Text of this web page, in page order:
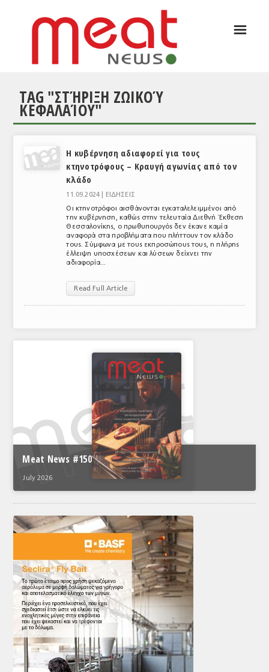
ΕΙΔΗΣΕΙΣ
ΣΥΝΕΝΤΕΥΞΕΙΣ
ΑΝΑΛΥΣΕΙΣ
ΕΥΡΩΠΑΪΚΕΣ ΑΠΟΦΑΣΕΙΣ
ΥΠΗΡΕΣΙΕΣ
ΕΜΠΟΡΙΚΟΙ ΑΝΤΙΠΡΟΣΩΠΟΙ
ΝΟΜΟΘΕΣΙΑ
ΕΛΛΗΝΙΚΗ ΝΟΜΟΘΕΣΙΑ
ΕΥΡΩΠΑΪΚΗ ΝΟΜΟΘΕΣΙΑ
Profile
ΑΡΧΕΙΟ ΤΕΥΧΩΝ
ΣΥΝΕΔΡΙΟ ΚΡΕΑΤΟΣ
☰
TAG "ΣΤΉΡΙΞΗ ΖΩΙΚΟΎ
ΚΕΦΑΛΑΊΟΥ"
Η κυβέρνηση αδιαφορεί για τους
κτηνοτρόφους – Κραυγή αγωνίας από τον
κλάδο
11.09.2024 |
ΕΙΔΗΣΕΙΣ
Οι κτηνοτρόφοι αισθάνονται εγκαταλελειμμένοι από
την κυβέρνηση, καθώς στην τελευταία Διεθνή Έκθεση
Θεσσαλονίκης, ο πρωθυπουργός δεν έκανε καμία
αναφορά στα προβλήματα που πλήττουν τον κλάδο
τους. Σύμφωνα με τους εκπροσώπους τους, η πλήρης
έλλειψη υποσχέσεων και λύσεων δείχνει την
αδιαφορία...
Read Full Article
Meat News #150
July 2026